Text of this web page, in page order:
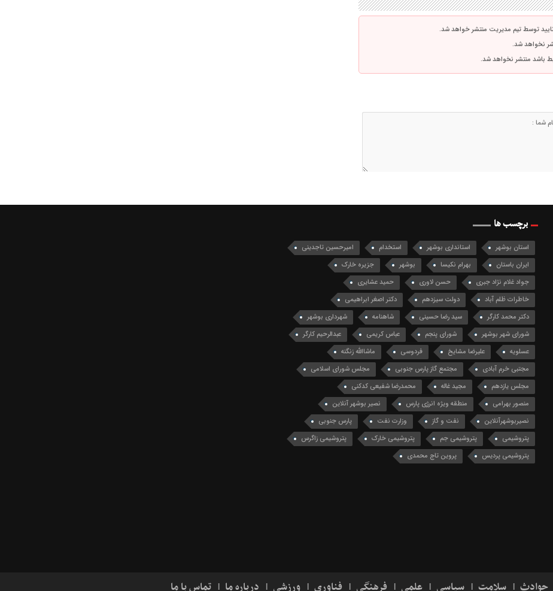
توسط تیم مدیریت منتشر خواهد شد.
نخواهد شد.
باشد منتشر نخواهد شد.
برچسب ها
استان بوشهر استانداری بوشهر استخدام
امیرحسین تاجدینی
ایران باستان
بهرام نکیسا بوشهر
جزیره خارک
جواد غلام نژاد جبری
حسن لاوری
حمید عشایری
خاطرات ظلم آباد
دولت سیزدهم
دکتر اصغر ابراهیمی
دکتر محمد کارگر
سید رضا حسینی شاهنامه
شهرداری بوشهر
شورای شهر بوشهر
شورای پنجم عباس کریمی
عبدالرحیم کارگر
عسلویه
علیرضا مشایخ فردوسی
ماشاالله زنگنه
مجتبی خرم آبادی
مجتمع گاز پارس جنوبی
مجلس شورای اسلامی
مجلس یازدهم
مجید غاله
محمدرضا شفیعی کدکنی
منصور بهرامی
منطقه ویژه انرژی پارس
نصیر بوشهر آنلاین
نصیربوشهرآنلاین
نفت و گاز وزارت نفت
پارس جنوبی
پتروشیمی
پتروشیمی جم پتروشیمی خارک
پتروشیمی زاگرس
پتروشیمی پردیس
پروین تاج محمدی
حوادث سلامت سیاسی علمی فرهنگی فناوری ورزشی درباره ما تماس با ما